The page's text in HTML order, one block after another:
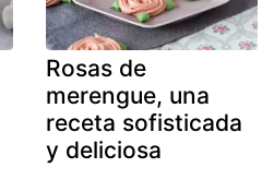
Rosas de
merengue, una
receta sofisticada
y deliciosa